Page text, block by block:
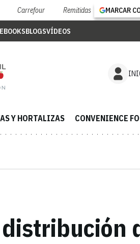
Carrefour Remitidas MARCAR
BLOGSVÍDEOS
Y HORTALIZAS CONVENIENCE